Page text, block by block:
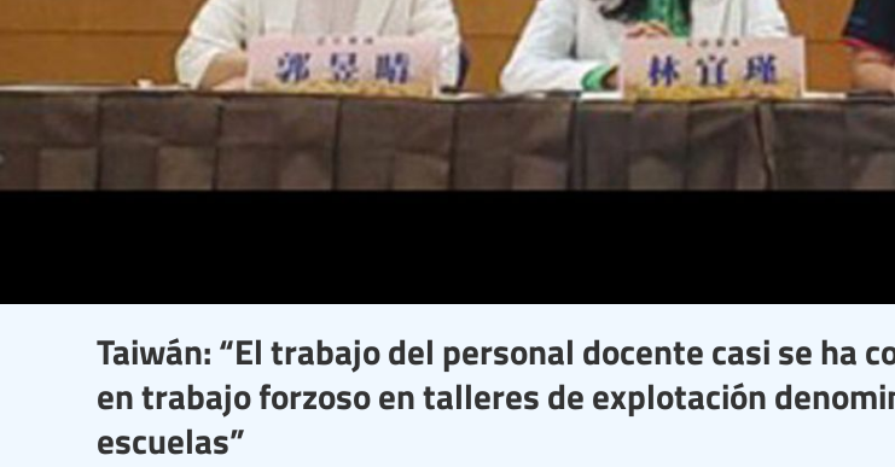
Taiwán: “El trabajo del personal docente casi se ha
en trabajo forzoso en talleres de explotación
escuelas”